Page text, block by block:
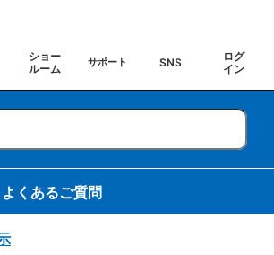
ショー
ルーム
サポート SNS
ログ
イン
くあるご質問